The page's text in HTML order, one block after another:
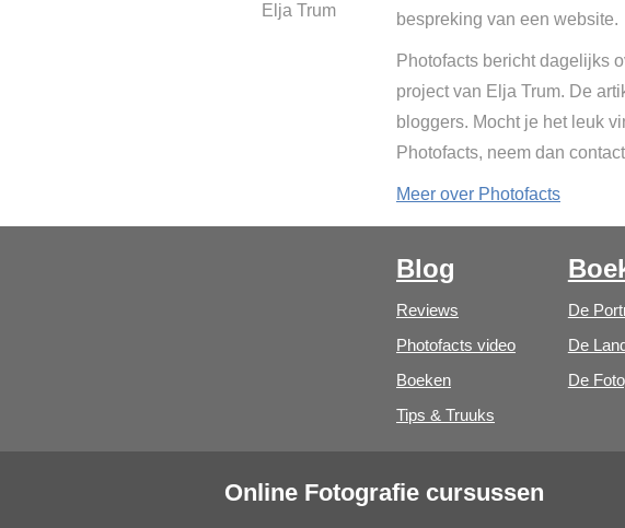
Elja Trum
bespreking van een website.
Photofacts bericht dagelijks
project van Elja Trum. De
bloggers. Mocht je het leuk
Photofacts, neem dan
Meer over Photofacts
Blog
Reviews
Photofacts video
Boeken
Tips & Truuks
De
De
De
Online Fotografie cursussen